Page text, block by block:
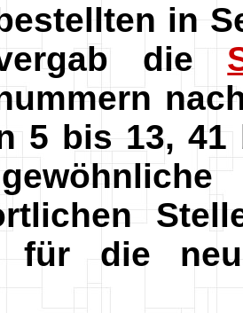
in
die
5 bis 13,
für die